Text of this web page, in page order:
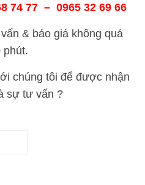
74 77 – 0965 32 69 66
& báo giá không quá
phút.
chúng tôi để được nhận
sự tư vấn ?